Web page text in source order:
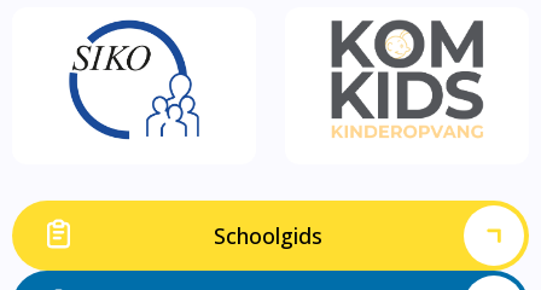
Schoolgids